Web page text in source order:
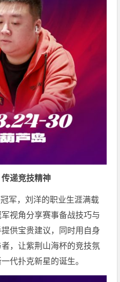
递竞技精神
军，刘洋的职业生涯满载
视角分享赛事备战技巧与
供宝贵建议，同时用自身
，让紫荆山海杯的竞技氛
代扑克新星的诞生。